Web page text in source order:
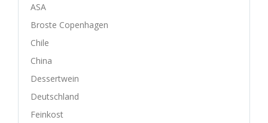
ASA
Broste Copenhagen
Chile
China
Dessertwein
Deutschland
Feinkost